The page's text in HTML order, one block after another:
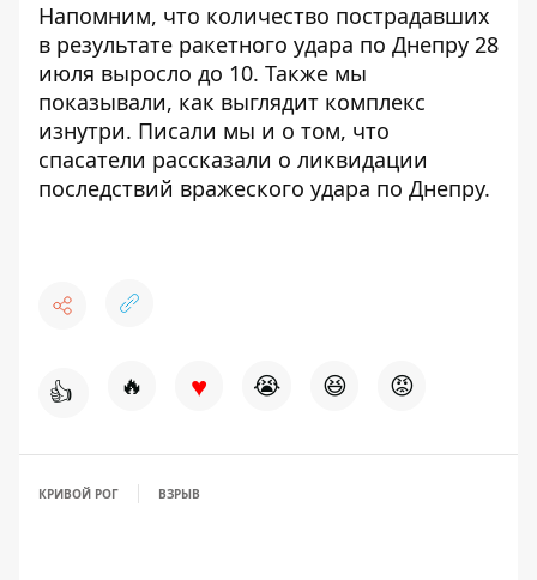
Напомним, что количество пострадавших
в результате ракетного удара по Днепру 28
июля выросло до 10. Также мы
показывали, как выглядит комплекс
изнутри. Писали мы и о том, что
спасатели рассказали о ликвидации
последствий вражеского удара по Днепру.
👍 🔥 ♥ 😭 😆 😡
КРИВОЙ РОГ ВЗРЫВ